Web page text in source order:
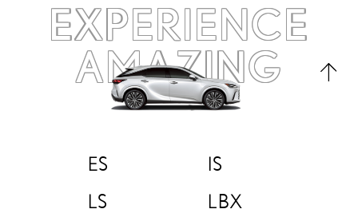
EXPERIENCE
AMAZING
ES
IS
LS
LBX